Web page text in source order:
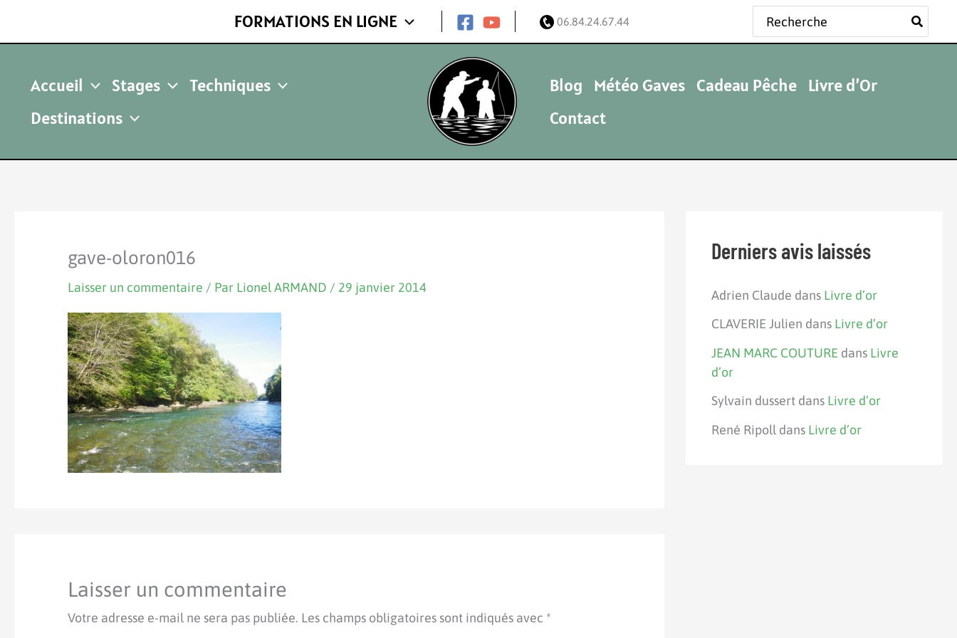
FORMATIONS EN LIGNE 06.84.24.67.44
Rechercher:
Accueil Stages
Techniques
Destinations
Blog Météo Gaves Cadeau Pêche Livre d’Or
Contact
gave-oloron016
Laisser un commentaire / Par Lionel ARMAND / 29 janvier 2014
Laisser un commentaire
Votre adresse e-mail ne sera pas publiée. Les champs obligatoires sont indiqués avec *
Derniers avis laissés
Adrien Claude dans Livre d’or
CLAVERIE Julien dans Livre d’or
JEAN MARC COUTURE dans Livre
d’or
Sylvain dussertdans Livre d’or
René Ripolldans Livre d’or